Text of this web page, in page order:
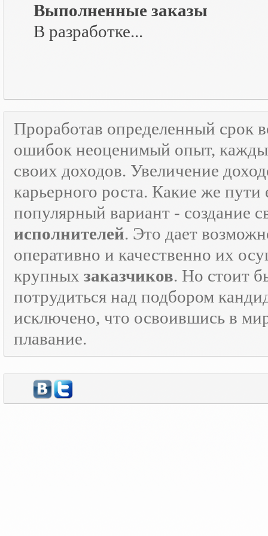
Выполненные заказы
В разработке...
Проработав определенный срок
ошибок неоценимый опыт,
своих доходов. Увеличение
карьерного роста. Какие же пути
популярный вариант - создание
исполнителей. Это дает
оперативно и качественно их
крупных заказчиков. Но стоит
потрудиться над подбором
исключено, что освоившись в
плавание.